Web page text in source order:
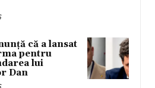
că a lansat
pentru
lui
Dan